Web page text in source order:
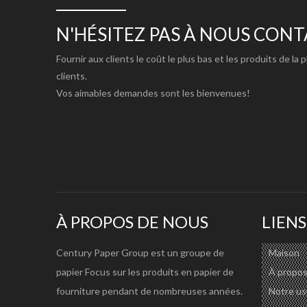
de Guangzhou, ce qui est plus facile pour une bonne
Article
Papier A4 80gsm double
Quantité de charge (20 pieds)
Substance
75 g/m²
8200 rames
70gsm
8400 rames
À propos du forfait :
N'HÉSITEZ PAS À NOUS
Fournir aux clients le coût le plus bas et les produits de
clients.
Vos aimables demandes sont les bienvenues!
À PROPOS DE NOUS
Century Paper Group est un groupe de
papier Focus sur les produits en papier de
fourniture pendant de nombreuses années.
Maison
À
Notre